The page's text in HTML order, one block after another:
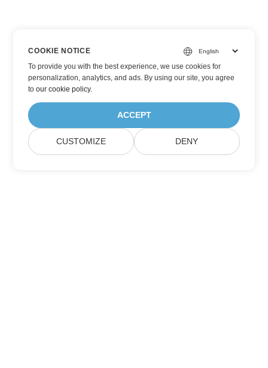
COOKIE NOTICE
To provide you with the best experience, we use cookies for
personalization, analytics, and ads. By using our site, you agree
toour cookie policy.
ACCEPT
CUSTOMIZE DENY